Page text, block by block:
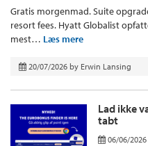
Gratis morgenmad. Suite
resort fees. Hyatt Globalist
mest… Læs mere
20/07/2026 by Erwin Lansing
Lad ikke
tabt
06/06/2026